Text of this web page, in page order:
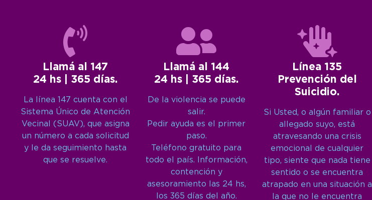
Llamá al 147
24 hs | 365 días.
La línea 147 cuenta con el
Sistema Único de Atención
Vecinal (SUAV), que asigna
un número a cada solicitud
y le da seguimiento hasta
que se resuelve.
Llamá al 144
24 hs | 365 días.
De la violencia se puede
salir.
Pedir ayuda es el primer
paso.
Teléfono gratuito para
todo el país. Información,
contención y
asesoramiento las 24 hs,
los 365 días del año.
Línea 135
Prevención del
Suicidio.
Si Usted, o algún familiar o
allegado suyo, está
atravesando una crisis
emocional de cualquier
tipo, siente que nada tiene
sentido o se encuentra
atrapado en una situación a
la que no le encuentra